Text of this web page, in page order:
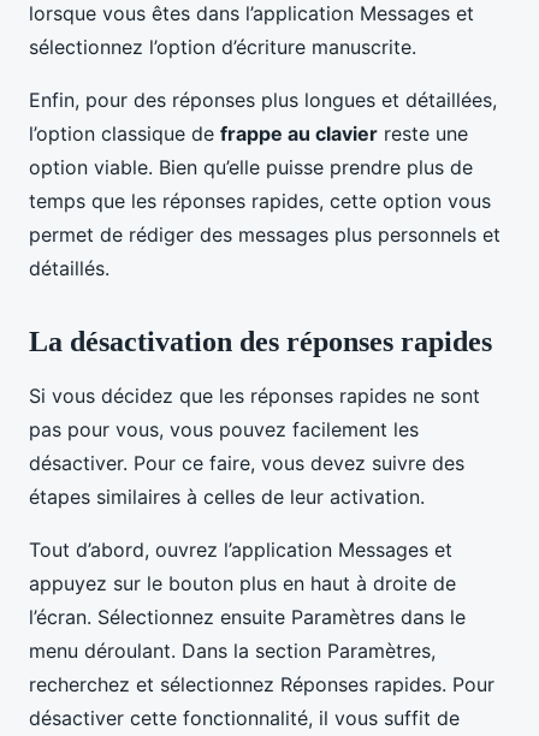
lorsque vous êtes dans l’application Messages et
sélectionnez l’option d’écriture manuscrite.
Enfin, pour des réponses plus longues et détaillées,
l’option classique de frappe au clavier reste une
option viable. Bien qu’elle puisse prendre plus de
temps que les réponses rapides, cette option vous
permet de rédiger des messages plus personnels et
détaillés.
La désactivation des réponses rapides
Si vous décidez que les réponses rapides ne sont
pas pour vous, vous pouvez facilement les
désactiver. Pour ce faire, vous devez suivre des
étapes similaires à celles de leur activation.
Tout d’abord, ouvrez l’application Messages et
appuyez sur le bouton plus en haut à droite de
l’écran. Sélectionnez ensuite Paramètres dans le
menu déroulant. Dans la section Paramètres,
recherchez et sélectionnez Réponses rapides. Pour
désactiver cette fonctionnalité, il vous suffit de